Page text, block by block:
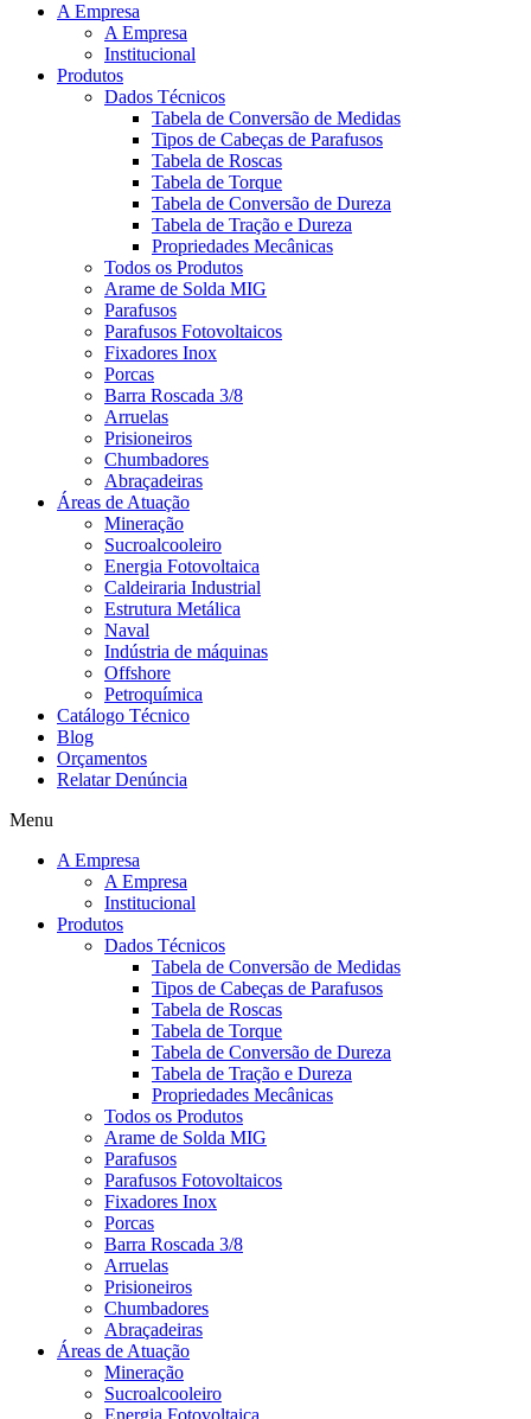
A Empresa
A Empresa
Institucional
Produtos
Dados Técnicos
Tabela de Conversão de Medidas
Tipos de Cabeças de Parafusos
Tabela de Roscas
Tabela de Torque
Tabela de Conversão de Dureza
Tabela de Tração e Dureza
Propriedades Mecânicas
Todos os Produtos
Arame de Solda MIG
Parafusos
Parafusos Fotovoltaicos
Fixadores Inox
Porcas
Barra Roscada 3/8
Arruelas
Prisioneiros
Chumbadores
Abraçadeiras
Áreas de Atuação
Mineração
Sucroalcooleiro
Energia Fotovoltaica
Caldeiraria Industrial
Estrutura Metálica
Naval
Indústria de máquinas
Offshore
Petroquímica
Catálogo Técnico
Blog
Orçamentos
Relatar Denúncia
Menu
A Empresa
A Empresa
Institucional
Produtos
Dados Técnicos
Tabela de Conversão de Medidas
Tipos de Cabeças de Parafusos
Tabela de Roscas
Tabela de Torque
Tabela de Conversão de Dureza
Tabela de Tração e Dureza
Propriedades Mecânicas
Todos os Produtos
Arame de Solda MIG
Parafusos
Parafusos Fotovoltaicos
Fixadores Inox
Porcas
Barra Roscada 3/8
Arruelas
Prisioneiros
Chumbadores
Abraçadeiras
Áreas de Atuação
Mineração
Sucroalcooleiro
Energia Fotovoltaica